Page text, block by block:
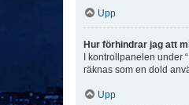
Upp
Hur förhindrar jag att
I kontrollpanelen
räknas som en dold
Upp